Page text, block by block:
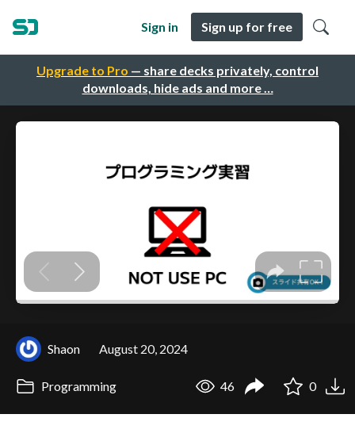
Upgrade to Pro — share decks privately, control
downloads, hide ads and more …
Sign in Sign up for free
Shaon August 20, 2024
Programming 46 0